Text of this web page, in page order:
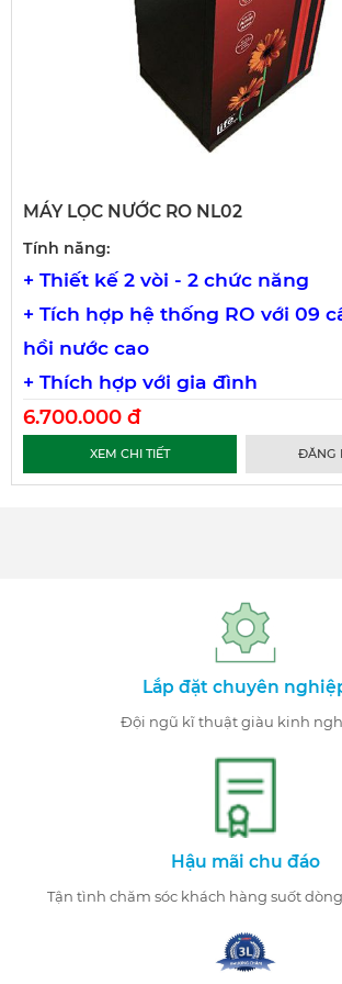
MÁY LỌC NƯỚC RO NL02
Tính năng:
+ Thiết kế 2 vòi - 2 chức năng
+ Tích hợp hệ thống RO với 09
hồi nước cao
+ Thích hợp với gia đình
6.700.000 đ
XEM CHI TIẾT ĐĂNG
Lắp đặt chuyên
Đội ngũ kĩ thuật giàu kinh
Hậu mãi chu đáo
Tận tình chăm sóc khách hàng suốt